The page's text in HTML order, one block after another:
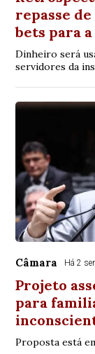
repasse
bets para
Dinheiro será
servidores da
Câmara Há 2
Projeto
para
Proposta está